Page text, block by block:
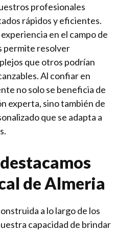
profesionales
rápidos y eficientes.
en el campo de
permite resolver
que otros podrían
Al confiar en
no solo se beneficia de
experta, sino también de
que se adapta a
de Almeria
a lo largo de los
capacidad de brindar